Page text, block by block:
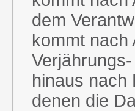
dem
kommt nach
hinaus nach
denen die